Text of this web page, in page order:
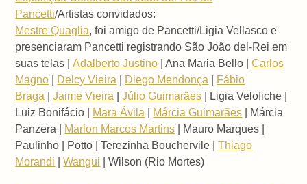
Pancetti/Artistas convidados:
Mestre Quaglia, foi amigo de Pancetti/Ligia Vellasco e
presenciaram Pancetti registrando São João del-Rei em
suas telas |Adalberto Justino | Ana Maria Bello |Carlos
Magno
Delcy Vieira Diego Mendonça
Fábio
Braga |Jaime Vieira |Júlio Guimarães | Ligia Velofiche |
Luiz Bonifácio | Mara Ávila Márcia Guimarães | Márcia
Panzera | Marlon Marcos Martins | Mauro Marques |
Paulinho | Potto | Terezinha Bouchervile |Thiago
Morandi |Wangui | Wilson (Rio Mortes)